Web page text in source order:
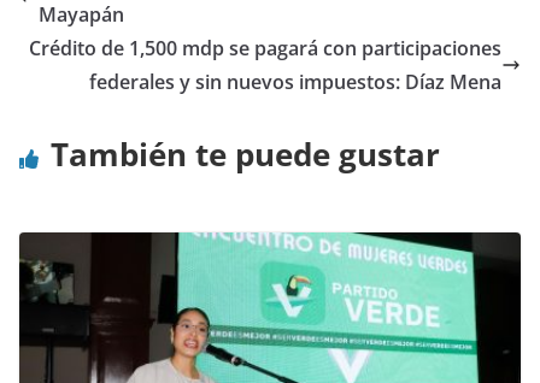
Mayapán
Crédito de 1,500 mdp se pagará con participaciones
federales y sin nuevos impuestos: Díaz Mena
También te puede gustar